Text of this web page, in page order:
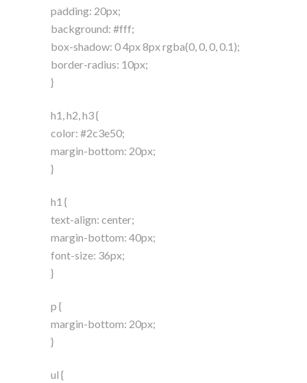
padding: 20px;
background: #fff;
box-shadow: 0 4px 8px rgba(0, 0, 0, 0.1);
border-radius: 10px;
}
h1, h2, h3 {
color: #2c3e50;
margin-bottom: 20px;
}
h1 {
text-align: center;
margin-bottom: 40px;
font-size: 36px;
}
p {
margin-bottom: 20px;
}
ul {